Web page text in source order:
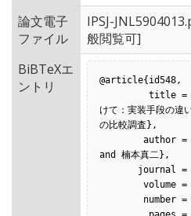
論文電子
ファイル
IPSJ-
般閲覧可]
BiBTeXエ
ントリ
@article{id548,
けて：実装手段の違
の比較調査},
and 楠本真二},